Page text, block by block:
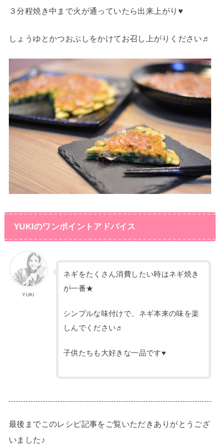
３分程焼き中まで火が通っていたら出来上がり♥
しょうゆとかつおぶしをかけてお召し上がりください♬
YUKIのワンポイントアドバイス
YUKI
ネギをたくさん消費したい時はネギ焼き
が一番★
シンプルな味付けで、ネギ本来の味を楽
しんでください♬
子供たちも大好きな一品です♥
最後までこのレシピ記事をご覧いただきありがとうござ
いました♪